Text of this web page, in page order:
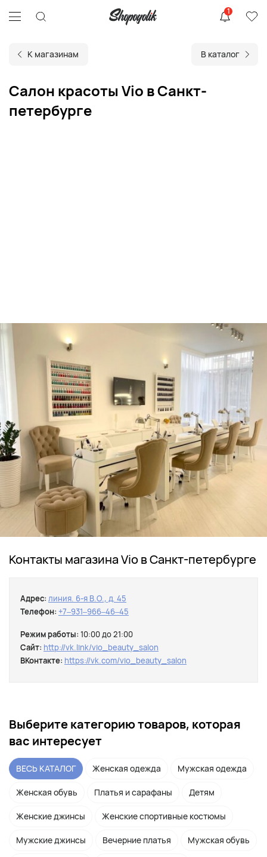
1
К магазинам В каталог
Салон красоты Viо в Санкт-
петербурге
Контакты магазина Viо в Санкт-петербурге
Адрес: линия. 6-я В.О., д. 45
Телефон: +7‒931‒966‒46‒45
Режим работы: 10:00 до 21:00
Сайт: http://vk.link/vio_beauty_salon
ВКонтакте: https://vk.com/vio_beauty_salon
Выберите категорию товаров, которая
вас интересует
ВЕСЬ КАТАЛОГ Женская одежда Мужская одежда
Женская обувь Платья и сарафаны Детям
Женские джинсы Женские спортивные костюмы
Мужские джинсы Вечерние платья Мужская обувь